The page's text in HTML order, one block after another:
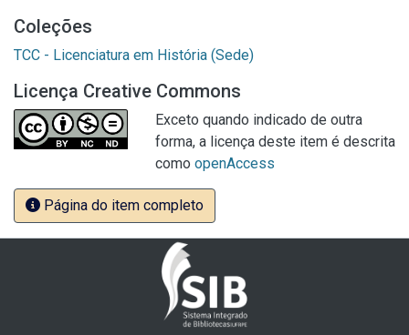
Coleções
TCC - Licenciatura em História (Sede)
Licença Creative Commons
Exceto quando indicado de outra
forma, a licença deste item é descrita
como openAccess
Página do item completo